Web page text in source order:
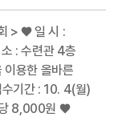
> ♥ 일 시 :
: 수련관 4층
용한 올바른
기간 : 10. 4(월)
당 8,000원 ♥